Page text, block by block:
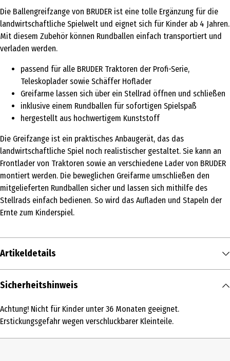
Die Ballengreifzange von BRUDER ist eine tolle Ergänzung für die
landwirtschaftliche Spielwelt und eignet sich für Kinder ab 4 Jahren.
Mit diesem Zubehör können Rundballen einfach transportiert und
verladen werden.
passend für alle BRUDER Traktoren der Profi-Serie,
Teleskoplader sowie Schäffer Hoflader
Greifarme lassen sich über ein Stellrad öffnen und schließen
inklusive einem Rundballen für sofortigen Spielspaß
hergestellt aus hochwertigem Kunststoff
Die Greifzange ist ein praktisches Anbaugerät, das das
landwirtschaftliche Spiel noch realistischer gestaltet. Sie kann an
Frontlader von Traktoren sowie an verschiedene Lader von BRUDER
montiert werden. Die beweglichen Greifarme umschließen den
mitgelieferten Rundballen sicher und lassen sich mithilfe des
Stellrads einfach bedienen. So wird das Aufladen und Stapeln der
Ernte zum Kinderspiel.
Artikeldetails
Inhalt
Produkttyp
Sicherheitshinweis
Achtung! Nicht für Kinder unter 36 Monaten geeignet.
Erstickungsgefahr wegen verschluckbarer Kleinteile.